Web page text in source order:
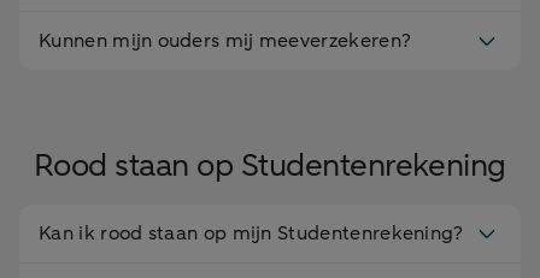
Kunnen mijn ouders mij meeverzekeren?
Rood staan op Studentenrekening
Kan ik rood staan op mijn Studentenrekening?